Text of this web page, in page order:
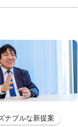
ナブルな新提案